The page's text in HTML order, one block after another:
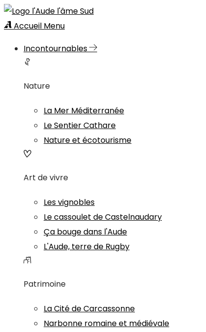
Accueil Menu
Incontournables
Nature
La Mer Méditerranée
Le Sentier Cathare
Nature et écotourisme
Art de vivre
Les vignobles
Le cassoulet de Castelnaudary
Ça bouge dans l'Aude
L'Aude, terre de Rugby
Patrimoine
La Cité de Carcassonne
Narbonne romaine et médiévale